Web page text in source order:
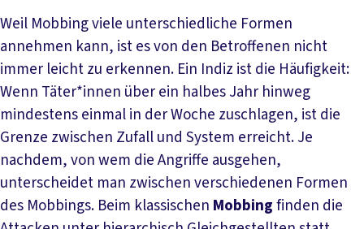
Weil Mobbing viele unterschiedliche Formen
annehmen kann, ist es von den Betroffenen nicht
immer leicht zu erkennen. Ein Indiz ist die Häufigkeit:
Wenn Täter*innen über ein halbes Jahr hinweg
mindestens einmal in der Woche zuschlagen, ist die
Grenze zwischen Zufall und System erreicht. Je
nachdem, von wem die Angriffe ausgehen,
unterscheidet man zwischen verschiedenen Formen
des Mobbings. Beim klassischen Mobbingfinden die